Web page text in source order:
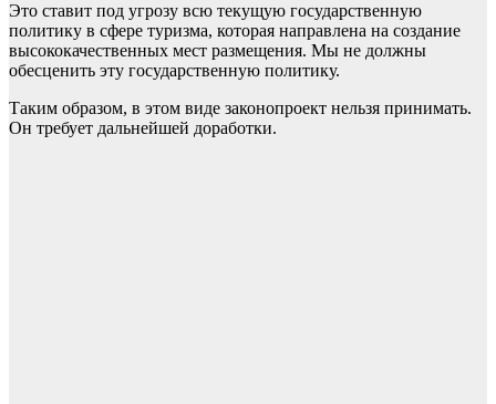
Это ставит под угрозу всю текущую государственную
политику в сфере туризма, которая направлена на создание
высококачественных мест размещения. Мы не должны
обесценить эту государственную политику.
Таким образом, в этом виде законопроект нельзя принимать.
Он требует дальнейшей доработки.